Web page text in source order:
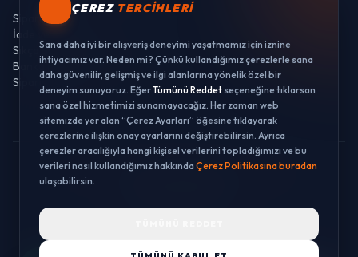
Sipariş Takibi
İade ve Değişim
Sıkça Sorulan Sorular
Banka Hesaplarımız
Sipariş Takibi
© 2026 LUSTWAY. TÜM HAKLARI SAKLIDIR.
ÇEREZ TERCIHLERI
Sana daha iyi bir alışveriş deneyimi yaşatmamız için iznine
ihtiyacımız var. Neden mi? Çünkü kullandığımız çerezlerle sana
daha güvenilir, gelişmiş ve ilgi alanlarına yönelik özel bir
deneyim sunuyoruz. EğerTümünü Reddet seçeneğine tıklarsan
sana özel hizmetimizi sunamayacağız. Her zaman web
sitemizde yer alan “Çerez Ayarları” öğesine tıklayarak
çerezlerine ilişkin onay ayarlarını değiştirebilirsin. Ayrıca
çerezler aracılığıyla hangi kişisel verilerini topladığımızı ve bu
verileri nasıl kullandığımız hakkındaÇerez Politikasına buradan
ulaşabilirsin.